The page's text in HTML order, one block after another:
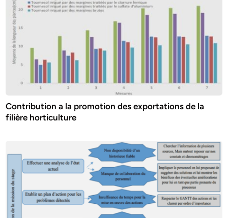
Contribution a la promotion des exportations de la
filière horticulture